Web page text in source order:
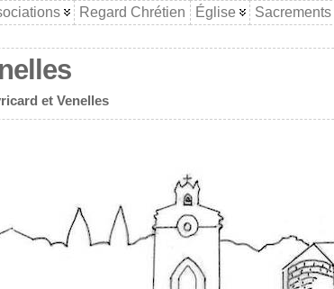
Regard Chrétien Église Sacrements
et Venelles